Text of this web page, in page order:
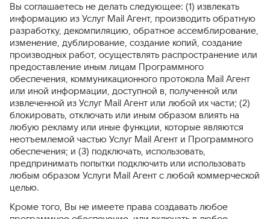
Вы соглашаетесь не делать следующее: (1) извлекать
информацию из Услуг Mail Агент, производить обратную
разработку, декомпиляцию, обратное ассемблирование,
изменение, дублирование, создание копий, создание
производных работ, осуществлять распространение или
предоставление иным лицам Программного
обеспечения, коммуникационного протокола Mail Агент
или иной информации, доступной в, полученной или
извлеченной из Услуг Mail Агент или любой их части; (2)
блокировать, отключать или иным образом влиять на
любую рекламу или иные функции, которые являются
неотъемлемой частью Услуг Mail Агент и Программного
обеспечения; и (3) подключать, использовать,
предпринимать попытки подключить или использовать
любым образом Услуги Mail Агент с любой коммерческой
целью.
Кроме того, Вы не имеете права создавать любое